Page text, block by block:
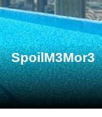
SpoilM3Mor3